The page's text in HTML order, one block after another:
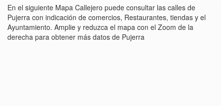
En el siguiente Mapa Callejero puede consultar las calles de
Pujerra con indicación de comercios, Restaurantes, tiendas y el
Ayuntamiento. Amplie y reduzca el mapa con el Zoom de la
derecha para obtener más datos de Pujerra